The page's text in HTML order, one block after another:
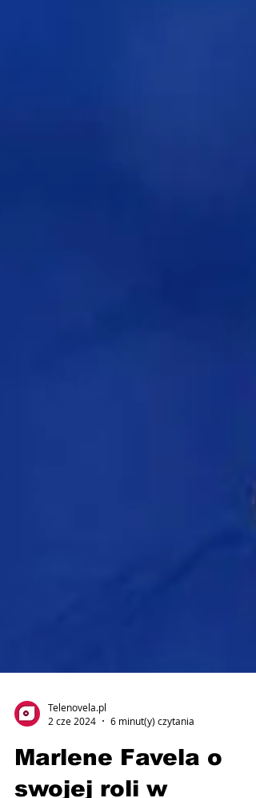
Telenovela.pl
2 cze 2024
6 minut(y) czytania